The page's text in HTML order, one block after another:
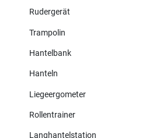
Rudergerät
Trampolin
Hantelbank
Hanteln
Liegeergometer
Rollentrainer
Langhantelstation